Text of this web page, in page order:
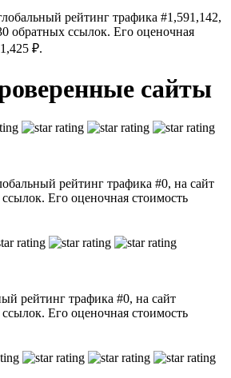
рейтинг трафика #1,591,142,
обратных ссылок. Его оценочная
₽.
сайты
рейтинг трафика #0, на сайт
Его оценочная стоимость
рейтинг трафика #0, на сайт
Его оценочная стоимость